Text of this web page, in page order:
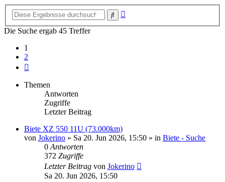
Suche
Die Suche ergab 45 Treffer
1
2
Themen
Antworten
Zugriffe
Letzter Beitrag
Biete XZ 550 11U (73.000km)
von Jokerino » Sa 20. Jun 2026, 15:50 » in Biete - Suche
0 Antworten
372 Zugriffe
Letzter Beitrag von Jokerino
Sa 20. Jun 2026, 15:50